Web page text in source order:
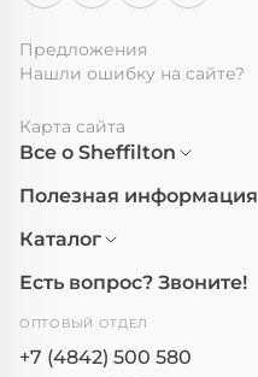
Предложения
Нашли ошибку на сайте?
Карта сайта
Все о Sheffilton
Полезная информация
Каталог
Есть вопрос? Звоните!
ОПТОВЫЙ ОТДЕЛ
+7 (4842) 500 580